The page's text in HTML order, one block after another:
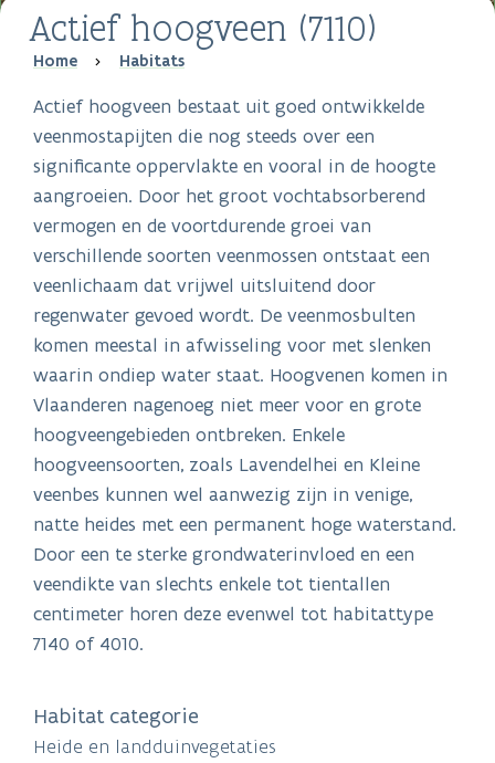
Actief hoogveen (7110)
Breadcrumb
Home Habitats
Actief hoogveen bestaat uit goed ontwikkelde
veenmostapijten die nog steeds over een
significante oppervlakte en vooral in de hoogte
aangroeien. Door het groot vochtabsorberend
vermogen en de voortdurende groei van
verschillende soorten veenmossen ontstaat een
veenlichaam dat vrijwel uitsluitend door
regenwater gevoed wordt. De veenmosbulten
komen meestal in afwisseling voor met slenken
waarin ondiep water staat. Hoogvenen komen in
Vlaanderen nagenoeg niet meer voor en grote
hoogveengebieden ontbreken. Enkele
hoogveensoorten, zoals Lavendelhei en Kleine
veenbes kunnen wel aanwezig zijn in venige,
natte heides met een permanent hoge waterstand.
Door een te sterke grondwaterinvloed en een
veendikte van slechts enkele tot tientallen
centimeter horen deze evenwel tot habitattype
7140 of 4010.
Habitat categorie
Heide en landduinvegetaties